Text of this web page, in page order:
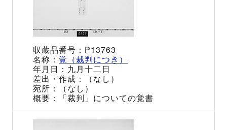
P13763
覚（裁判につき）
九月十二日
（なし）
（なし）
「裁判」についての覚書